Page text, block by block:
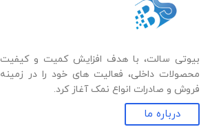
بیوتی سالت، با هدف افزایش کمیت و کیفیت
محصولات داخلی، فعالیت های خود را در زمینه
فروش و صادرات انواع نمک آغاز کرد.
درباره ما